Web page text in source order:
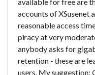
accounts of XSusenet
reasonable access
piracy at very
anybody asks for
retention - these are
users. My suggestion: